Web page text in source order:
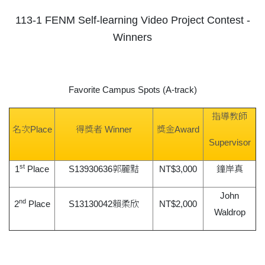
113-1 FENM Self-learning Video Project Contest -
Winners
Favorite Campus Spots (A-track)
名次Place 得獎者 Winner 獎金Award
指導教師
Supervisor
1st Place S13930636郭麗黠 NT$3,000 鐘岸真
2ndPlace S13130042賴柔欣 NT$2,000
John
Waldrop